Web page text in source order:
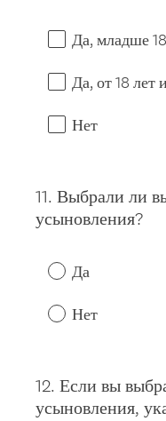
Да, младше
Да, от 18 лет
Нет
Question
Title
11. Выбрали ли
усыновления?
Да
Нет
Question
Title
12. Если вы
усыновления,